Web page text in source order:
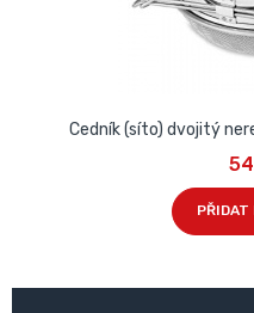
Cedník (síto) dvojitý
PŘIDAT